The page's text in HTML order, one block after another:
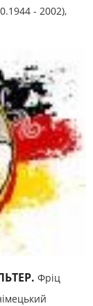
- 2002),
Фріц